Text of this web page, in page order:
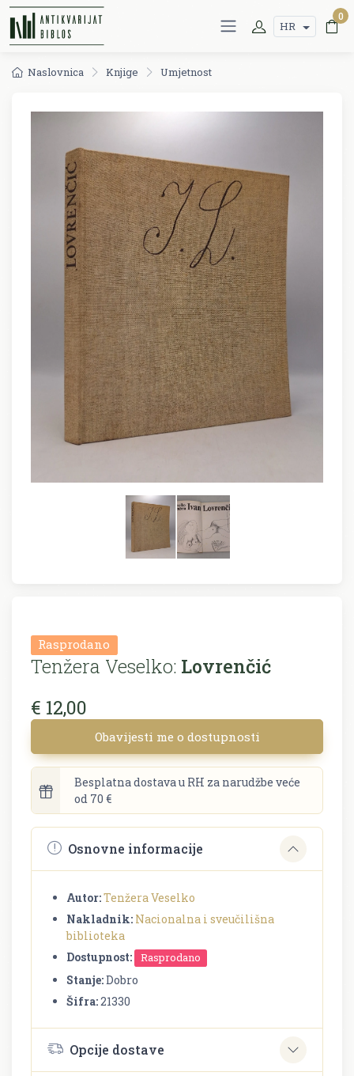
HR
0
Naslovnica Knjige Umjetnost
Rasprodano
Tenžera Veselko: Lovrenčić
€ 12,00
Obavijesti me o dostupnosti
Besplatna dostava u RH za narudžbe veće
od 70 €
Osnovne informacije
Autor:Tenžera Veselko
Nakladnik: Nacionalna i sveučilišna
biblioteka
Dostupnost:
Rasprodano
Stanje:Dobro
Šifra:21330
Opcije dostave